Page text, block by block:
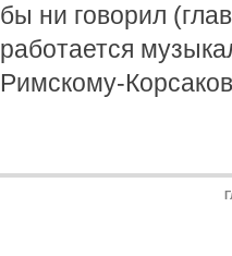
бы ни говорил
работается
Римскому-